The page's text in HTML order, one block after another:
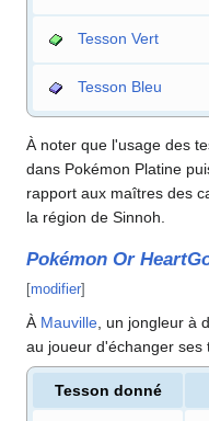
Tesson Vert
Tesson Bleu
À noter que l'usage des
dans Pokémon Platine
rapport aux maîtres des
la région de Sinnoh.
Pokémon Or
[modifier]
À Mauville, un jongleur à
au joueur d'échanger ses
Tesson donné